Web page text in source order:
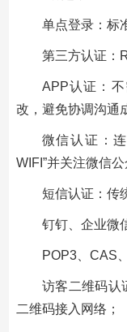
单点登录：标
第三方认证：
APP认证：
改，避免协调沟通
微信认证：
WIFI”并关注微信公
短信认证：传
钉钉、企业微
POP3、CAS
访客二维码认
二维码接入网络；